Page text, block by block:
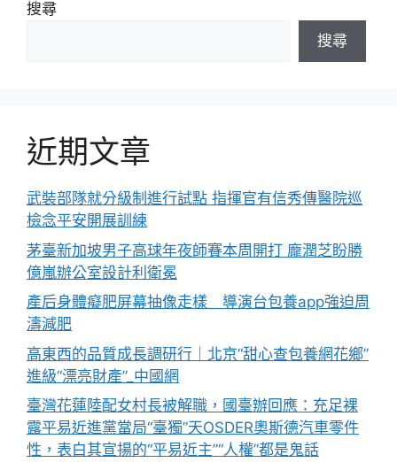
搜尋
搜尋
近期文章
武裝部隊就分級制進行試點 指揮官有信秀傳醫院巡
檢念平安開展訓練
茅臺新加坡男子高球年夜師賽本周開打 龐潤芝盼勝
億嵐辦公室設計利衛冕
產后身體癡肥屏幕抽像走樣 導演台包養app強迫周
濤減肥
高東西的品質成長調研行｜北京“甜心查包養網花鄉”
進級“漂亮財產”_中國網
臺灣花蓮陸配女村長被解職，國臺辦回應：充足裸
露平易近進黨當局“臺獨”天OSDER奧斯德汽車零件
性，表白其宣揚的“平易近主”“人權”都是鬼話